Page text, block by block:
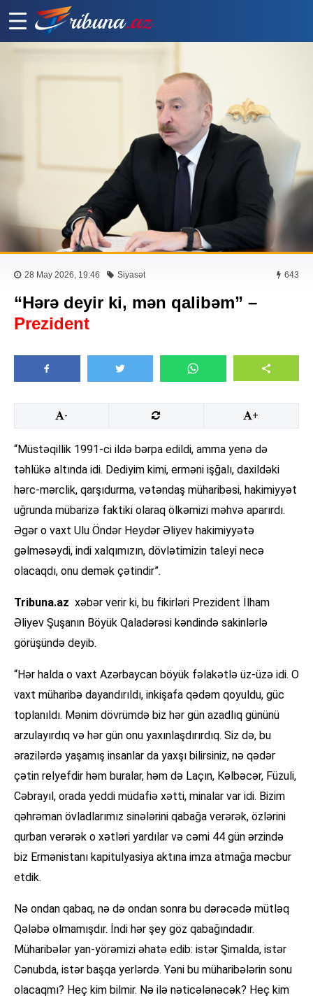
28 May 2026, 19:46 Siyasət 643
“Hərə deyir ki, mən qalibəm” –
Prezident
- +
“Müstəqillik 1991-ci ildə bərpa edildi, amma yenə də
təhlükə altında idi. Dediyim kimi, erməni işğalı, daxildəki
hərc-mərclik, qarşıdurma, vətəndaş müharibəsi, hakimiyyət
uğrunda mübarizə faktiki olaraq ölkəmizi məhvə aparırdı.
Əgər o vaxt Ulu Öndər Heydər Əliyev hakimiyyətə
gəlməsəydi, indi xalqımızın, dövlətimizin taleyi necə
olacaqdı, onu demək çətindir”.
Tribuna.az xəbər verir ki, bu fikirləri Prezident İlham
Əliyev Şuşanın Böyük Qaladərəsi kəndində sakinlərlə
görüşündə deyib.
“Hər halda o vaxt Azərbaycan böyük fəlakətlə üz-üzə idi. O
vaxt müharibə dayandırıldı, inkişafa qədəm qoyuldu, güc
toplanıldı. Mənim dövrümdə biz hər gün azadlıq gününü
arzulayırdıq və hər gün onu yaxınlaşdırırdıq. Siz də, bu
ərazilərdə yaşamış insanlar da yaxşı bilirsiniz, nə qədər
çətin relyefdir həm buralar, həm də Laçın, Kəlbəcər, Füzuli,
Cəbrayıl, orada yeddi müdafiə xətti, minalar var idi. Bizim
qəhrəman övladlarımız sinələrini qabağa verərək, özlərini
qurban verərək o xətləri yardılar və cəmi 44 gün ərzində
biz Ermənistanı kapitulyasiya aktına imza atmağa məcbur
etdik.
Nə ondan qabaq, nə də ondan sonra bu dərəcədə mütləq
Qələbə olmamışdır. İndi hər şey göz qabağındadır.
Müharibələr yan-yörəmizi əhatə edib: istər Şimalda, istər
Cənubda, istər başqa yerlərdə. Yəni bu müharibələrin sonu
olacaqmı? Heç kim bilmir. Nə ilə nəticələnəcək? Heç kim